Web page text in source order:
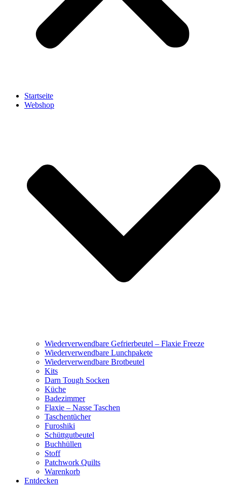
Startseite
Webshop
Wiederverwendbare Gefrierbeutel – Flaxie Freeze
Wiederverwendbare Lunchpakete
Wiederverwendbare Brotbeutel
Kits
Darn Tough Socken
Küche
Badezimmer
Flaxie – Nasse Taschen
Taschentücher
Furoshiki
Schüttgutbeutel
Buchhüllen
Stoff
Patchwork Quilts
Warenkorb
Entdecken